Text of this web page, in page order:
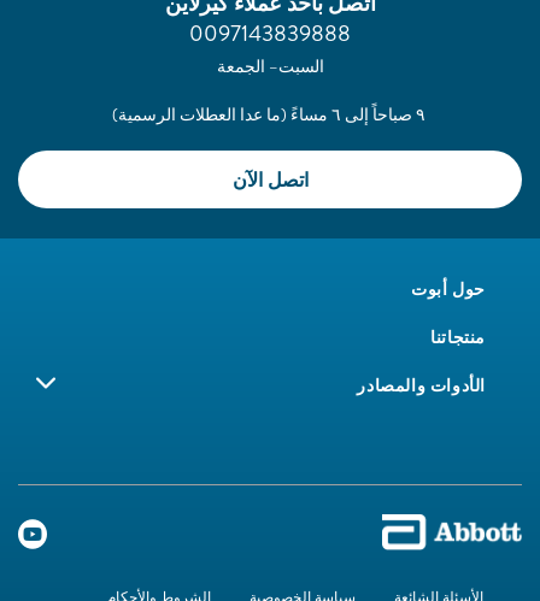
0097143839888
السبت– الجمعة
اتصل الآن
حول أبوت
منتجاتنا
الأدوات والمصادر